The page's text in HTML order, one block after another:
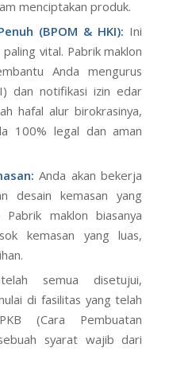
menciptakan produk.
(BPOM & HKI): Ini
vital. Pabrik maklon
Anda mengurus
dan notifikasi izin edar
hafal alur birokrasinya,
100% legal dan aman
Anda akan bekerja
desain kemasan yang
maklon biasanya
kemasan yang luas,
semua disetujui,
di fasilitas yang telah
(Cara Pembuatan
syarat wajib dari